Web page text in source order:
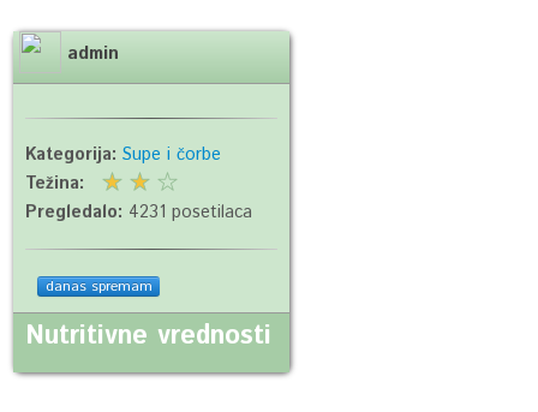
admin
Kategorija:Supe i čorbe
Težina:
Pregledalo: 4231 posetilaca
danas spremam
Nutritivne vrednosti